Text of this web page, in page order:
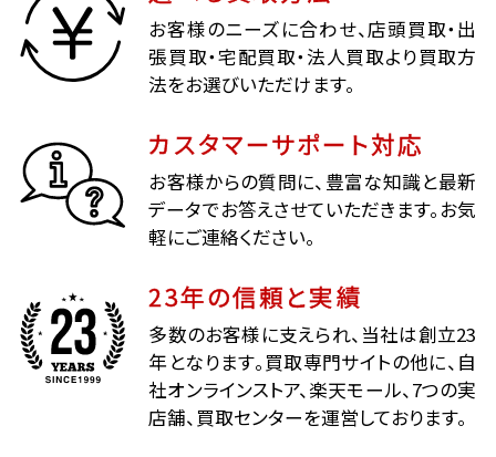
お客様のニーズに合わせ、店頭買取・出
張買取・宅配買取・法人買取より買取方
法をお選びいただけます。
カスタマーサポート対応
お客様からの質問に、豊富な知識と最新
データでお答えさせていただきます。お気
軽にご連絡ください。
23年の信頼と実績
多数のお客様に支えられ、当社は創立23
年となります。買取専門サイトの他に、自
社オンラインストア、楽天モール、7つの実
店舗、買取センターを運営しております。